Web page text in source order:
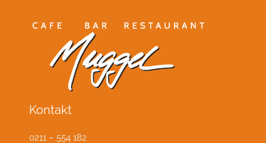
Kontakt
0211 – 554 182